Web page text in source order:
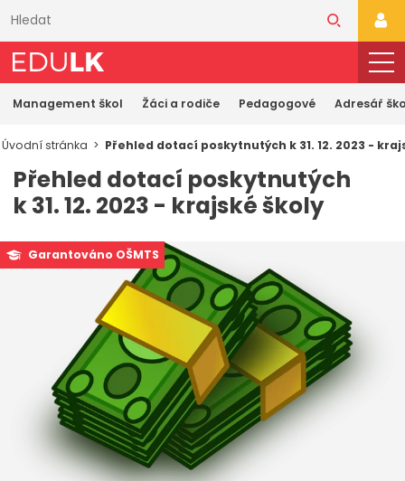
obsahu
Management škol Žáci a rodiče Pedagogové Adresář
Úvodní stránka Přehled dotací poskytnutých k 31. 12. 2023 -
Přehled dotací poskytnutých
k 31. 12. 2023 - krajské školy
Garantováno OŠMTS